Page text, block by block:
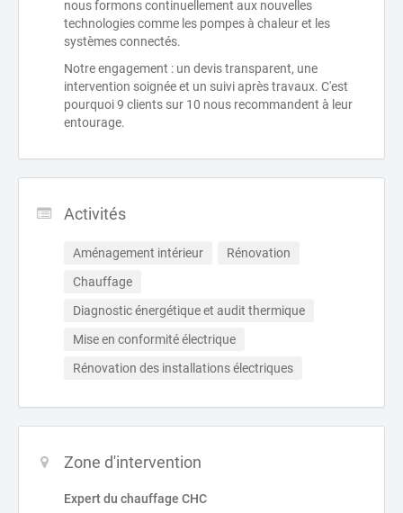
nous formons continuellement aux nouvelles
technologies comme les pompes à chaleur et les
systèmes connectés.
Notre engagement : un devis transparent, une
intervention soignée et un suivi après travaux. C'est
pourquoi 9 clients sur 10 nous recommandent à leur
entourage.
Activités
Aménagement intérieur
Rénovation
Chauffage
Diagnostic énergétique et audit thermique
Mise en conformité électrique
Rénovation des installations électriques
Zone d'intervention
Expert du chauffage CHC